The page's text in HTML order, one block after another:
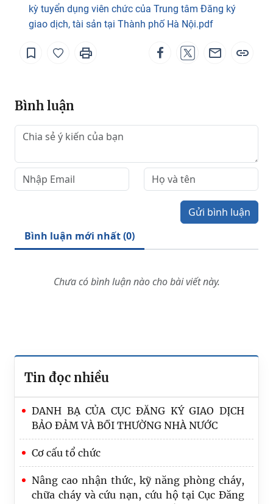
kỳ tuyển dụng viên chức của Trung tâm Đăng ký
giao dịch, tài sản tại Thành phố Hà Nội.pdf
Bình luận
Gửi bình luận
Bình luận mới nhất (0)
Chưa có bình luận nào cho bài viết này.
Tin đọc nhiều
DANH BẠ CỦA CỤC ĐĂNG KÝ GIAO DỊCH
BẢO ĐẢM VÀ BỒI THƯỜNG NHÀ NƯỚC
Cơ cấu tổ chức
Nâng cao nhận thức, kỹ năng phòng cháy,
chữa cháy và cứu nạn, cứu hộ tại Cục Đăng